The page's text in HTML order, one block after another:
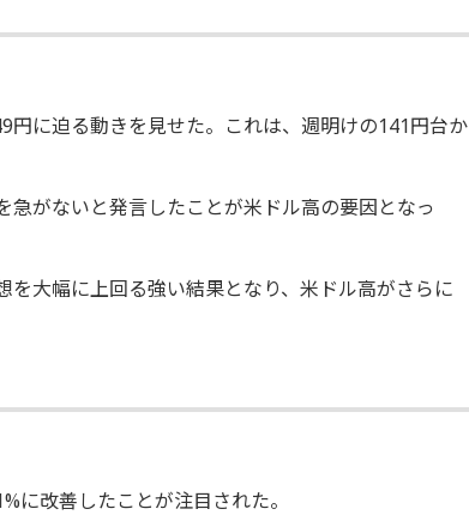
円に迫る動きを見せた。これは、週明けの141円台か
急がないと発言したことが米ドル高の要因となっ
を大幅に上回る強い結果となり、米ドル高がさらに
に改善したことが注目された。